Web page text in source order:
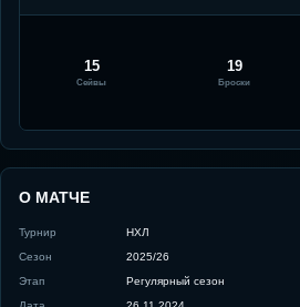
15
Сейвы
19
Броски
О МАТЧЕ
Турнир
НХЛ
Сезон
2025/26
Этап
Регулярный сезон